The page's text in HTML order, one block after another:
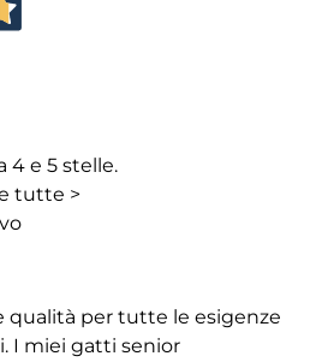
4 e 5 stelle.
tutte >
qualità per tutte le esigenze
I miei gatti senior